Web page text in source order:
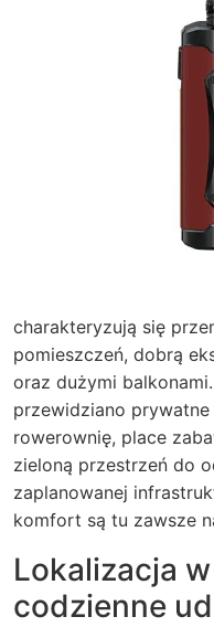
charakteryzują się
pomieszczeń, dobrą
oraz dużymi
przewidziano
rowerownię, place
zieloną przestrzeń do
zaplanowanej
komfort są tu zawsze
Lokalizacja
codzienne